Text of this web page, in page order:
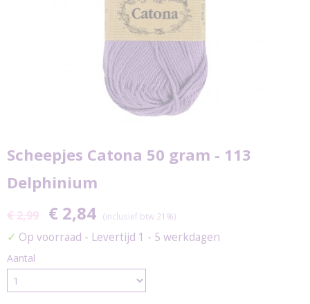
Scheepjes Catona 50 gram - 113
Delphinium
€ 2,99 € 2,84 (inclusief btw 21%)
✓ Op voorraad - Levertijd 1 - 5 werkdagen
Aantal